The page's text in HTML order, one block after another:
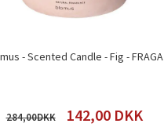
- Scented Candle - Fig - FRAGA
284,00 142,00 DKK